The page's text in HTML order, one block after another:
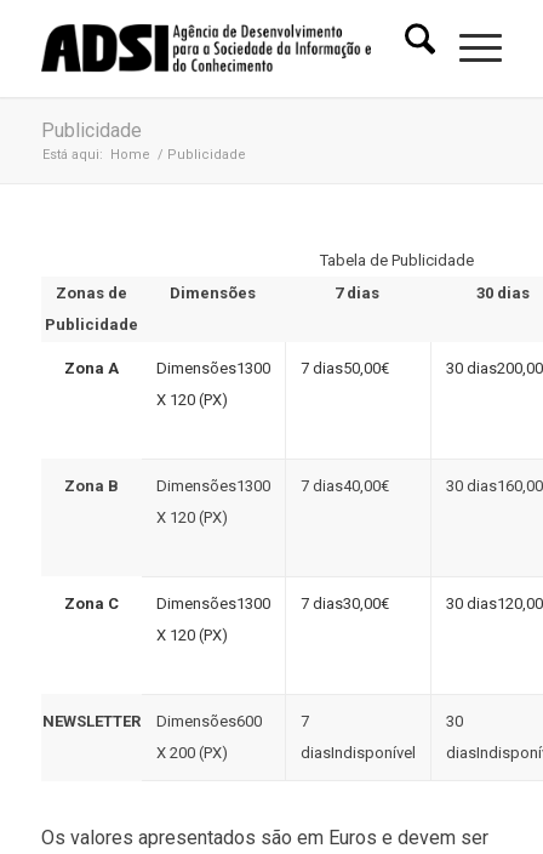
Publicidade
Está aqui: Home / Publicidade
Tabela de Publicidade
Zonas de
Publicidade
Dimensões 7 dias 30 dias
Zona A
1300
X 120 (PX)
50,00€
Zona B
1300
X 120 (PX)
40,00€
Zona C
1300
X 120 (PX)
30,00€
NEWSLETTER
600
X 200 (PX)
Indisponível
Os valores apresentados são em Euros e devem ser